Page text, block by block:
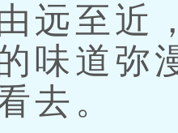
远至近
味道弥
去。